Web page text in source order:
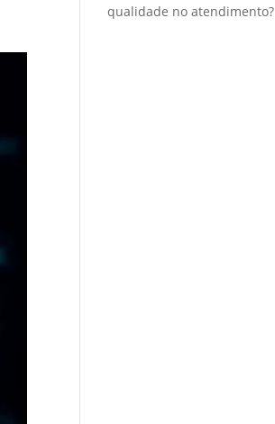
qualidade no atendimento?